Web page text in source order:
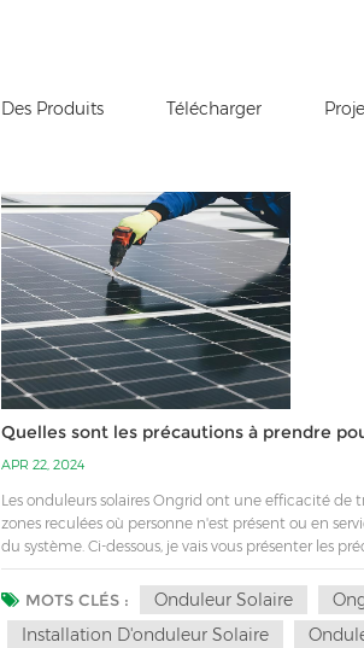
Des Produits Télécharger
Quelles sont les précautions à prendre
APR 22, 2024
Les onduleurs solaires Ongrid ont une efficacité de
zones reculées où personne n'est présent ou en
du système. Ci-dessous, je vais vous présenter les
l'installation, vous devez d'abord vérifier si
assurez-vous qu'il n'y a aucune interférence
Avant d'effectuer les branchements électriques,
le disjoncteur côté DC. Lorsqu’ils sont exposés au
MOTS CLÉS : Onduleur Solaire
Installation D'onduleur Solaire